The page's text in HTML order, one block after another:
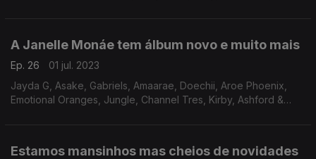
A Janelle Monáe tem álbum novo e muito mais
Ep. 26
01 jul. 2023
Jayda G, Asake, Gabriels, Amaarae, Doechii, Aroe Phoenix,
Emotional Oranges, Jungle, Channel Tres, Kirby, Ashford &
Estamos mansinhos mas cheios de novidades